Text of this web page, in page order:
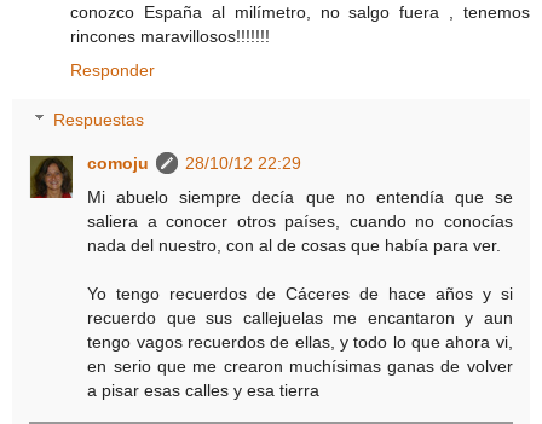
conozco España al milímetro, no salgo fuera , tenemos
rincones maravillosos!!!!!!!
Responder
Respuestas
comoju
28/10/12 22:29
Mi abuelo siempre decía que no entendía que se
saliera a conocer otros países, cuando no conocías
nada del nuestro, con al de cosas que había para ver.
Yo tengo recuerdos de Cáceres de hace años y si
recuerdo que sus callejuelas me encantaron y aun
tengo vagos recuerdos de ellas, y todo lo que ahora vi,
en serio que me crearon muchísimas ganas de volver
a pisar esas calles y esa tierra